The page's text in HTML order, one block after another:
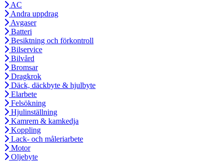
AC
Andra uppdrag
Avgaser
Batteri
Besiktning och förkontroll
Bilservice
Bilvård
Bromsar
Dragkrok
Däck, däckbyte & hjulbyte
Elarbete
Felsökning
Hjulinställning
Kamrem & kamkedja
Koppling
Lack- och måleriarbete
Motor
Oljebyte